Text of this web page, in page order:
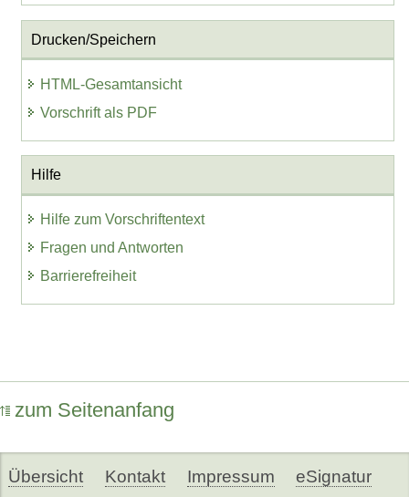
Drucken/Speichern
HTML-Gesamtansicht
Vorschrift als PDF
Hilfe
Hilfe zum Vorschriftentext
Fragen und Antworten
Barrierefreiheit
zum Seitenanfang
Übersicht Kontakt Impressum eSignatur